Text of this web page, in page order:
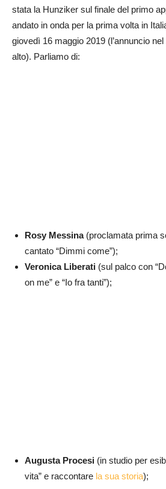
stata la Hunziker sul finale del primo
andato in onda per la prima volta in
giovedì 16 maggio 2019 (l’annuncio nel
alto). Parliamo di:
Rosy Messina(proclamata prima
cantato “Dimmi come”);
Veronica Liberati (sul palco con
on me” e “Io fra tanti”);
Augusta Procesi (in studio per
vita” e raccontare la sua storia);